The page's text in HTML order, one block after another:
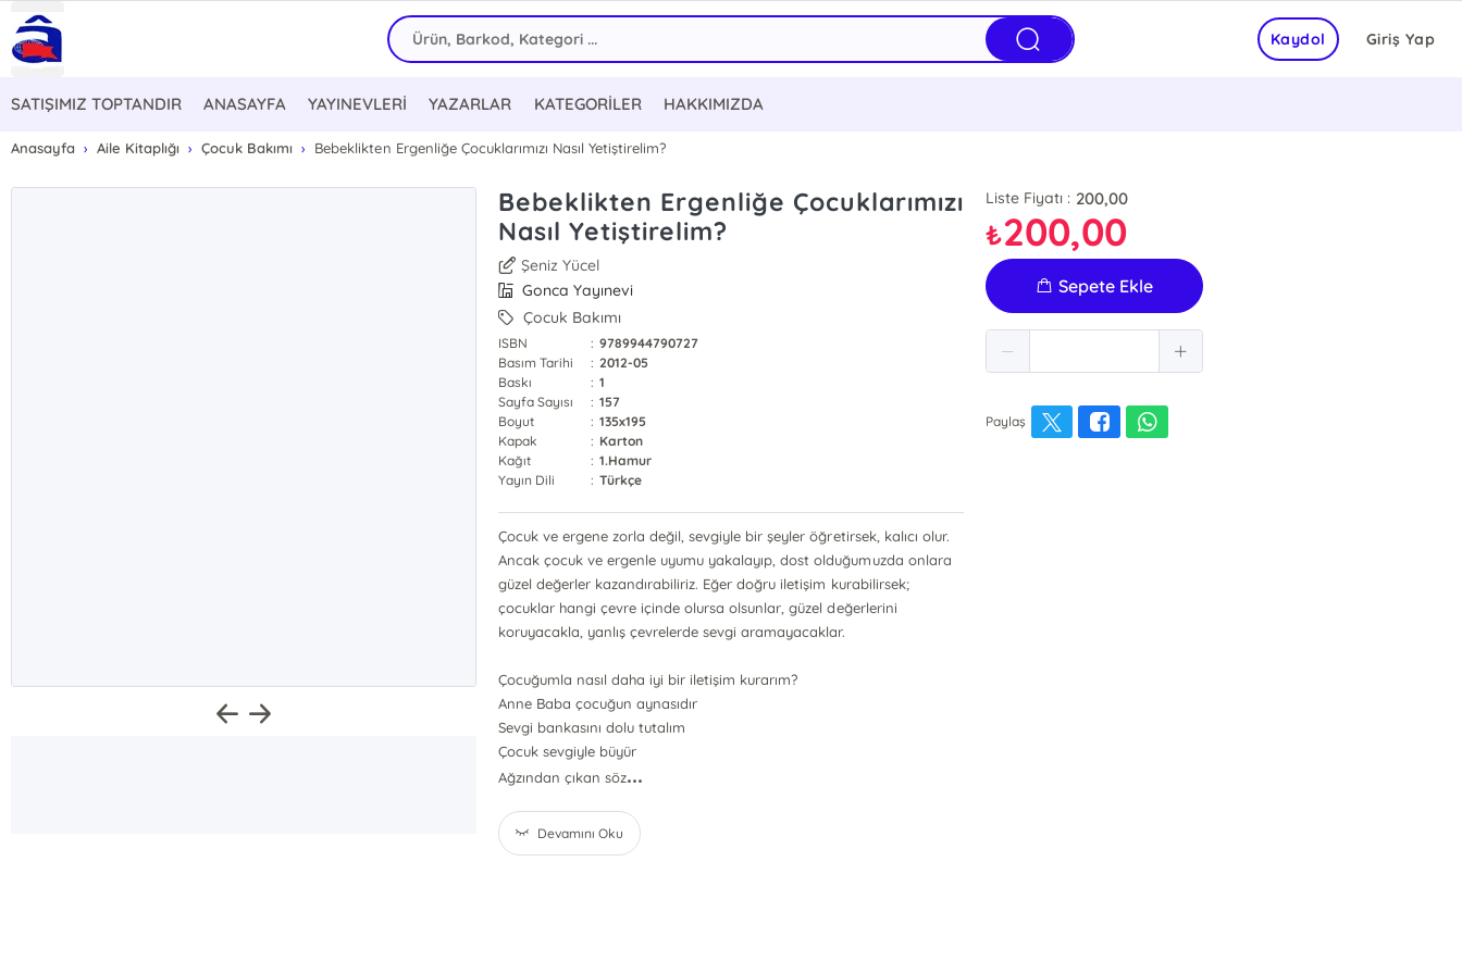
Giriş Yap
Kaydol
SATIŞIMIZ TOPTANDIR ANASAYFA YAYINEVLERİ YAZARLAR KATEGORİLER HAKKIMIZDA
Anasayfa Aile Kitaplığı Çocuk Bakımı Bebeklikten Ergenliğe Çocuklarımızı Nasıl Yetiştirelim?
Bebeklikten Ergenliğe Çocuklarımızı
Nasıl Yetiştirelim?
Şeniz Yücel
Gonca Yayınevi
Çocuk Bakımı
ISBN : 9789944790727
Basım Tarihi
: 2012-05
Baskı
: 1
Sayfa Sayısı
: 157
Boyut
: 135x195
Kapak
: Karton
Kağıt
: 1.Hamur
Yayın Dili
: Türkçe
Çocuk ve ergene zorla değil, sevgiyle bir şeyler öğretirsek, kalıcı olur.
Ancak çocuk ve ergenle uyumu yakalayıp, dost olduğumuzda onlara
güzel değerler kazandırabiliriz. Eğer doğru iletişim kurabilirsek;
çocuklar hangi çevre içinde olursa olsunlar, güzel değerlerini
koruyacakla, yanlış çevrelerde sevgi aramayacaklar.
Çocuğumla nasıl daha iyi bir iletişim kurarım?
Anne Baba çocuğun aynasıdır
Sevgi bankasını dolu tutalım
Çocuk sevgiyle büyür
Ağzından çıkan söz...
Devamını Oku
Liste Fiyatı : 200,00
₺200,00
Sepete Ekle
Paylaş